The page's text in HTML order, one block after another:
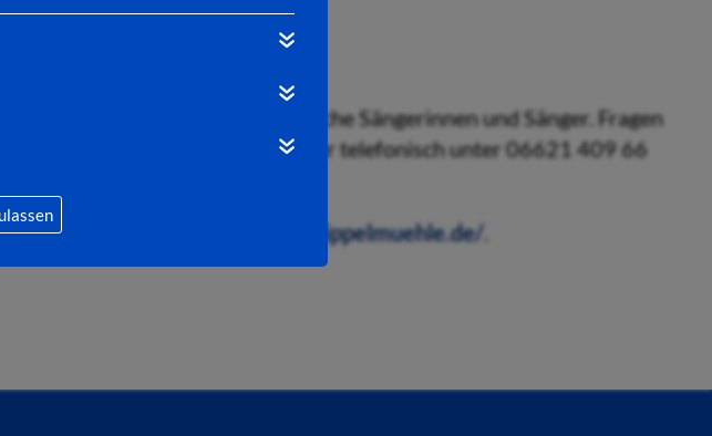
am Klavier ein.
singen und freuen uns auf zahlreiche Sängerinnen und Sänger. Fragen
an
mgh@bad-hersfeld.deoder telefonisch unter 06621 409 66
der Homepage
https://www.dippelmuehle.de/